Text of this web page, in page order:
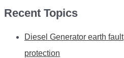
Recent Topics
Diesel Generator earth fault
protection